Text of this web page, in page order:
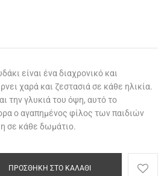
είναι ένα διαχρονικό και
χαρά και ζεστασιά σε κάθε ηλικία.
την γλυκιά του όψη, αυτό το
ο αγαπημένος φίλος των παιδιών
σε κάθε δωμάτιο.
ΠΡΟΣΘΉΚΗ ΣΤΟ ΚΑΛΆΘΙ